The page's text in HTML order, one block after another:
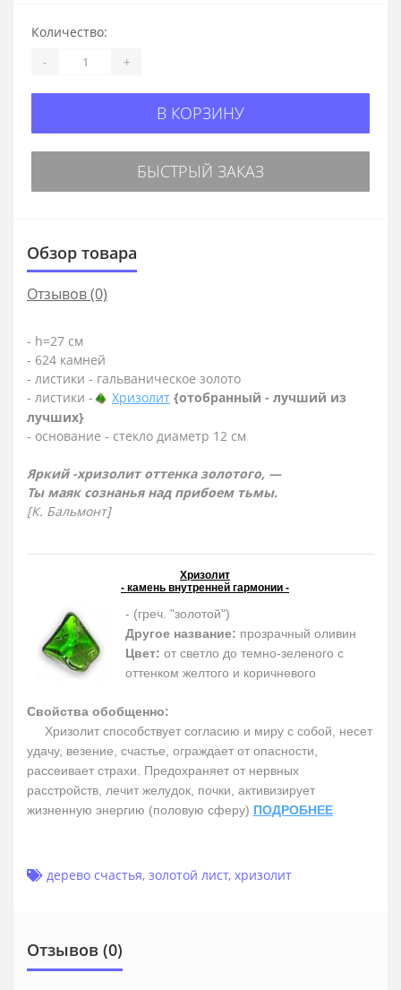
Количество:
- +
В КОРЗИНУ
БЫСТРЫЙ ЗАКАЗ
Обзор товара
Отзывов (0)
- h=27 см
- 624 камней
- листики - гальваническое золото
- листики -
Хризолит {отобранный - лучший из
лучших}
- основание - стекло диаметр 12 см
Яркий -хризолит оттенка золотого, —
Ты маяк сознанья над прибоем тьмы.
[К. Бальмонт]
Хризолит
- камень внутренней гармонии -
- (греч. "золотой")
Другое название: прозрачный оливин
Цвет: от светло до темно-зеленого с
оттенком желтого и коричневого
Свойства обобщенно:
Хризолит способствует согласию и миру с собой, несет
удачу, везение, счастье, ограждает от опасности,
рассеивает страхи. Предохраняет от нервных
расстройств, лечит желудок, почки, активизирует
жизненную энергию (половую сферу) ПОДРОБНЕЕ
дерево счастья, золотой лист, хризолит
Отзывов (0)